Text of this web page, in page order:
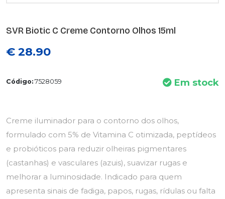
SVR Biotic C Creme Contorno Olhos 15ml
€ 28.90
Código: 7528059 Em stock
Creme iluminador para o contorno dos olhos,
formulado com 5% de Vitamina C otimizada, peptídeos
e probióticos para reduzir olheiras pigmentares
(castanhas) e vasculares (azuis), suavizar rugas e
melhorar a luminosidade. Indicado para quem
apresenta sinais de fadiga, papos, rugas, rídulas ou falta